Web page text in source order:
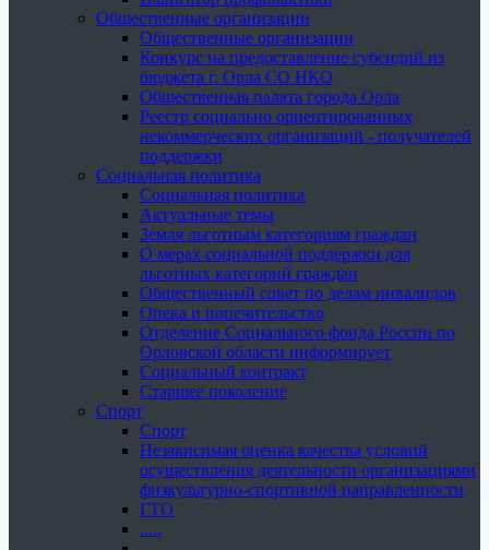
Общественные организации
Общественные организации
Конкурс на предоставление субсидий из
бюджета г. Орла СО НКО
Общественная палата города Орла
Реестр социально ориентированных
некоммерческих организаций - получателей
поддержки
Социальная политика
Социальная политика
Актуальные темы
Земля льготным категориям граждан
О мерах социальной поддержки для
льготных категорий граждан
Общественный совет по делам инвалидов
Опека и попечительство
Отделение Социального фонда России по
Орловской области информирует
Социальный контракт
Старшее поколение
Спорт
Спорт
Независимая оценка качества условий
осуществления деятельности организациями
физкультурно-спортивной направленности
ГТО
.....